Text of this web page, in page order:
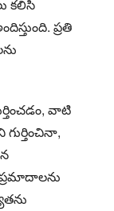
కలిసి
ప్రతి
వాటి